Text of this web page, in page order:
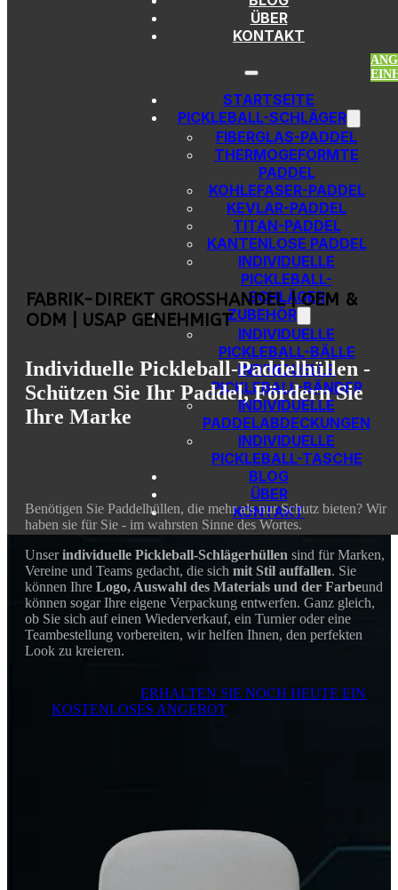
Zum Hauptinhalt springen Zur Fußzeile springen
ÜBER
KONTAKT
STARTSEITE
PICKLEBALL-SCHLÄGER
FIBERGLAS-PADDEL
THERMOGEFORMTE
PADDEL
KOHLEFASER-PADDEL
KEVLAR-PADDEL
TITAN-PADDEL
KANTENLOSE PADDEL
INDIVIDUELLE
PICKLEBALL-
SCHLÄGER
ZUBEHÖR
INDIVIDUELLE
PICKLEBALL-BÄLLE
INDIVIDUELLE
PICKLEBALL-BÄNDER
INDIVIDUELLE
PADDELABDECKUNGEN
INDIVIDUELLE
PICKLEBALL-TASCHE
BLOG
ÜBER
KONTAKT
FABRIK-DIREKT GROSSHANDEL | OEM & O
DM | USAP GENEHMIGT
Individuelle Pickleball-Paddelhüllen -
Schützen Sie Ihr Paddel, Fördern Sie
Ihre Marke
Benötigen Sie Paddelhüllen, die mehr als nur Schutz bieten? Wir
haben sie für Sie - im wahrsten Sinne des Wortes.
Unserindividuelle Pickleball-Schlägerhüllen sind für Marken,
Vereine und Teams gedacht, die sich mit Stil auffallen. Sie
können Ihre Logo, Auswahl des Materials und der Farbeund
können sogar Ihre eigene Verpackung entwerfen. Ganz gleich,
ob Sie sich auf einen Wiederverkauf, ein Turnier oder eine
Teambestellung vorbereiten, wir helfen Ihnen, den perfekten
Look zu kreieren.
ERHALTEN SIE NOCH HEUTE EIN
KOSTENLOSES ANGEBOT